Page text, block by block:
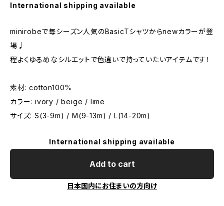
International shipping available
minirobeで毎シーズン人気のBasicTシャツからnewカラーが登
場♩
程よくゆるめなシルエットで色違いで持っていたいアイテムです！
素材: cotton100%
カラー: ivory / beige / lime
サイズ: S(3-9m) / M(9-13m) / L(14-20m)
International shipping available
Add to cart
日本国内にお住まいの方向け